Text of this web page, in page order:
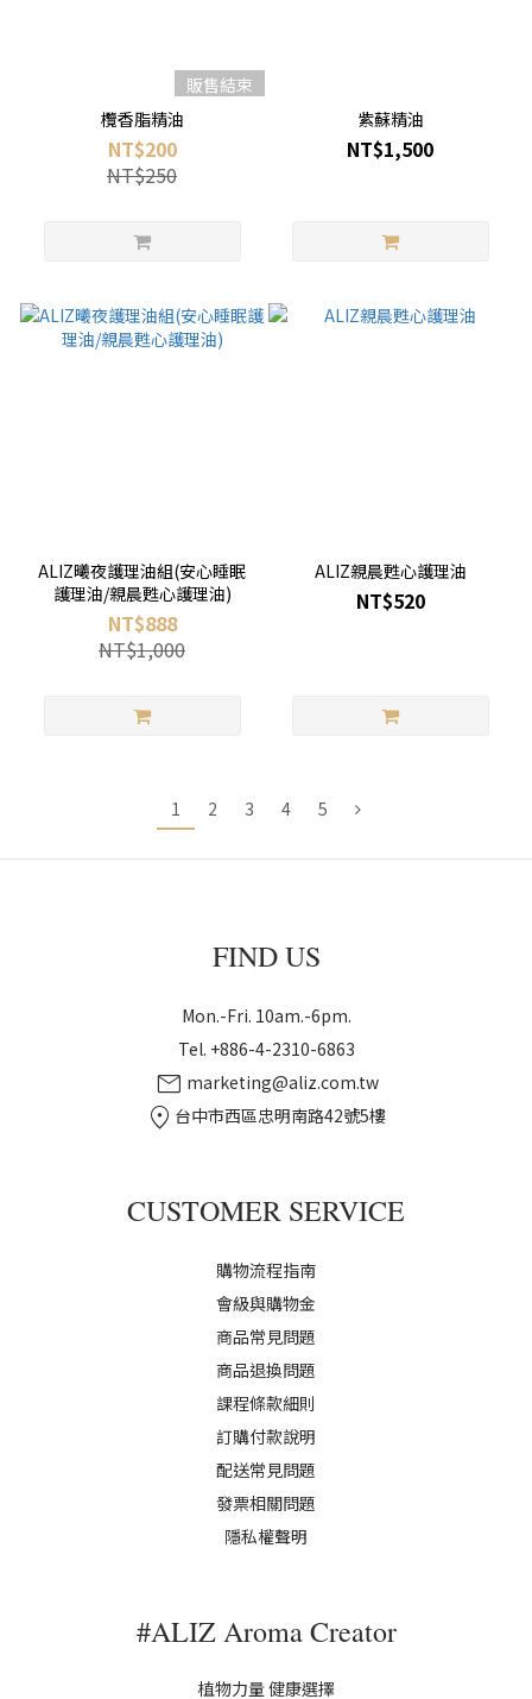
販售結束
欖香脂精油
NT$200
NT$250
紫蘇精油
NT$1,500
ALIZ曦夜護理油組(安心睡眠
護理油/親晨甦心護理油)
NT$888
NT$1,000
ALIZ親晨甦心護理油
NT$520
1 2 3 4 5
FIND US
Mon.-Fri. 10am.-6pm.
Tel. +886-4-2310-6863
mail marketing@aliz.com.tw
location_on 台中市西區忠明南路42號5樓
CUSTOMER SERVICE
購物流程指南
會級與購物金
商品常見問題
商品退換問題
課程條款細則
訂購付款說明
配送常見問題
發票相關問題
隱私權聲明
#ALIZ Aroma Creator
植物力量 健康選擇